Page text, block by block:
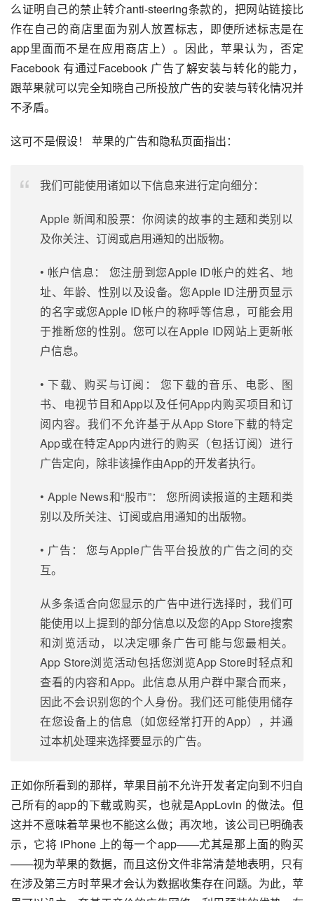
么证明自己的禁止转介anti-steering条款的，把网站链接比
作在自己的商店里面为别人放置标志，即便所述标志是在
app里面而不是在应用商店上）。因此，苹果认为，否定
Facebook 有通过Facebook 广告了解安装与转化的能力，
跟苹果就可以完全知晓自己所投放广告的安装与转化情况并
不矛盾。
这可不是假设！ 苹果的广告和隐私页面指出：
我们可能使用诸如以下信息来进行定向细分：
Apple 新闻和股票：你阅读的故事的主题和类别以
及你关注、订阅或启用通知的出版物。
• 帐户信息： 您注册到您Apple ID帐户的姓名、地
址、年龄、性别以及设备。您Apple ID注册页显示
的名字或您Apple ID帐户的称呼等信息，可能会用
于推断您的性别。您可以在Apple ID网站上更新帐
户信息。
• 下载、购买与订阅： 您下载的音乐、电影、图
书、电视节目和App以及任何App内购买项目和订
阅内容。我们不允许基于从App Store下载的特定
App或在特定App内进行的购买（包括订阅）进行
广告定向，除非该操作由App的开发者执行。
• Apple News和“股市”： 您所阅读报道的主题和类
别以及所关注、订阅或启用通知的出版物。
• 广告： 您与Apple广告平台投放的广告之间的交
互。
从多条适合向您显示的广告中进行选择时，我们可
能使用以上提到的部分信息以及您的App Store搜索
和浏览活动，以决定哪条广告可能与您最相关。
App Store浏览活动包括您浏览App Store时轻点和
查看的内容和App。此信息从用户群中聚合而来，
因此不会识别您的个人身份。我们还可能使用储存
在您设备上的信息（如您经常打开的App），并通
过本机处理来选择要显示的广告。
正如你所看到的那样，苹果目前不允许开发者定向到不归自
己所有的app的下载或购买，也就是AppLovin 的做法。但
这并不意味着苹果也不能这么做；再次地，该公司已明确表
示，它将 iPhone 上的每一个app——尤其是那上面的购买
——视为苹果的数据，而且这份文件非常清楚地表明，只有
在涉及第三方时苹果才会认为数据收集存在问题。为此，苹